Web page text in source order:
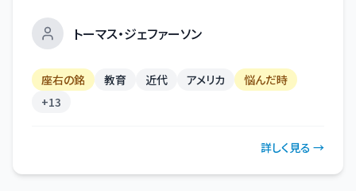
トーマス・ジェファーソン
座右の銘 教育 近代 アメリカ
悩んだ時
+13
詳しく見る →